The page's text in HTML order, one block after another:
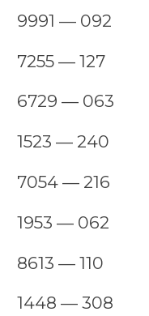
9991 — 092
7255 — 127
6729 — 063
1523 — 240
7054 — 216
1953 — 062
8613 — 110
1448 — 308